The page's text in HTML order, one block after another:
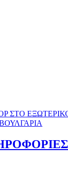
ΣΤΟ